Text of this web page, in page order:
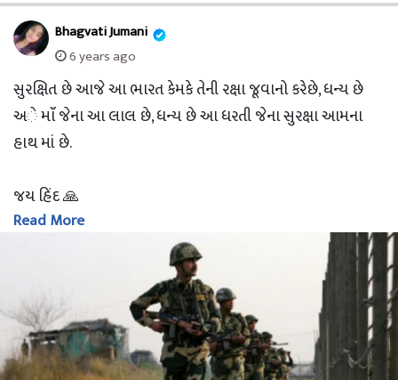
Bhagvati Jumani
6 years ago
સુરક્ષિત છે આજે આ ભારત કેમકે તેની રક્ષા જૂવાનો કરેછે, ધન્ય છે
અે માઁ જેના આ લાલ છે, ધન્ય છે આ ધરતી જેના સુરક્ષા આમના
હાથ માં છે.
જય હિંદ 🙏
Read More